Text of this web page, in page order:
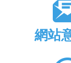
網站